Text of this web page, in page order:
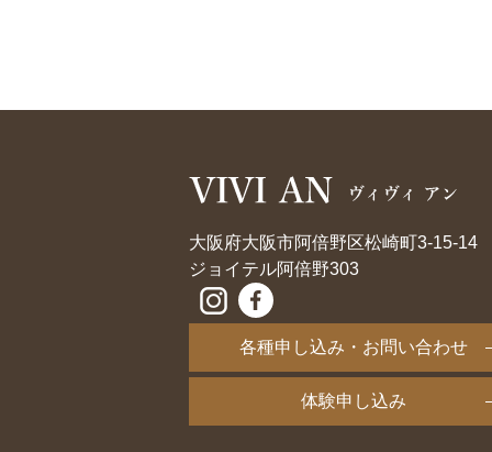
大阪府大阪市阿倍野区松崎町3-15-14
ジョイテル阿倍野303
各種申し込み・お問い合わせ
体験申し込み